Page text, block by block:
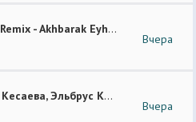
Arabic Remix - Akhbarak Eyh (Prod. Elsen Pro)
Вчера
Илона Кесаева, Эльбрус Кесаев - Поздняя Любовь Премьера Трека 2026
Вчера